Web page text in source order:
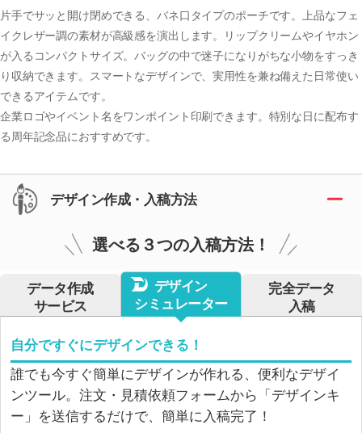
片手でサッと開け閉めできる、バネ口タイプのポーチです。上品なフェ
イクレザー調の素材が高級感を演出します。リップクリームやイヤホン
が入るコンパクトサイズ。バッグの中で迷子になりがちな小物をすっき
り収納できます。スマートなデザインで、実用性を兼ね備えた日常使い
できるアイテムです。
企業ロゴやイベント名をワンポイント印刷できます。特別な日に配布す
る周年記念品におすすめです。
デザイン作成・入稿方法
選べる３つの入稿方法！
データ作成
サービス
デザイン
シミュレーター
完全データ
入稿
自分ですぐにデザインできる！
誰でも今すぐ簡単にデザインが作れる、便利なデザイ
ンツール。注文・見積依頼フォームから「デザインキ
ー」を送信するだけで、簡単に入稿完了！